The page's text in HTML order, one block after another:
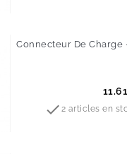
Connecteur De Charge
 2 articles en